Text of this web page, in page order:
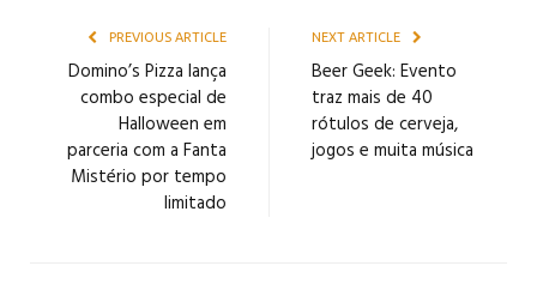
PREVIOUS ARTICLE
Domino’s Pizza lança
combo especial de
Halloween em
parceria com a Fanta
Mistério por tempo
limitado
NEXT ARTICLE
Beer Geek: Evento
traz mais de 40
rótulos de cerveja,
jogos e muita música